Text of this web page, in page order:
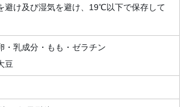
避け及び湿気を避け、19℃以下で保存して
・乳成分・もも・ゼラチン
豆